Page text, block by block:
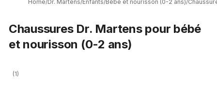
Home/Dr. Martens/Enfants/Bébé et nourisson (0-2 ans)/
Chaussures Dr. Martens pour bébé
et nourisson (0-2 ans)
(1)